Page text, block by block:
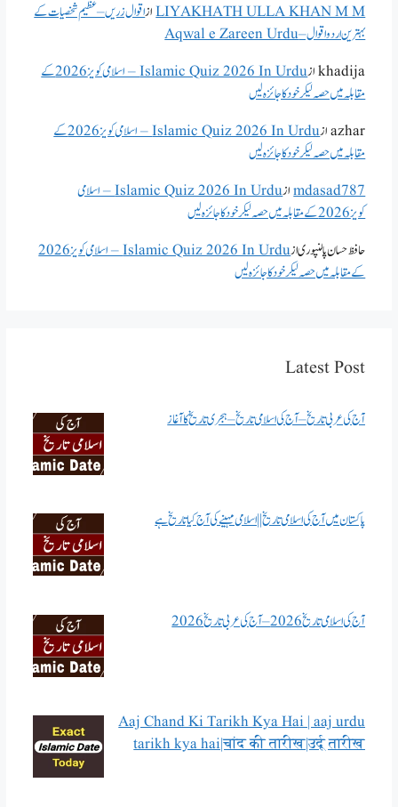
LIYAKHATH ULLA KHAN M Mازاقوال زریں – عظیم شخصیات کے
بہترین اردو اقوال – Aqwal e Zareen Urdu
khadijaاز
Islamic Quiz 2026 In Urdu – اسلامی کویز 2026 کے
مقابلہ میں حصہ لیکر خود کا جائزہ لیں
azharاز
Islamic Quiz 2026 In Urdu – اسلامی کویز 2026 کے
مقابلہ میں حصہ لیکر خود کا جائزہ لیں
mdasad787از
Islamic Quiz 2026 In Urdu – اسلامی
کویز 2026 کے مقابلہ میں حصہ لیکر خود کا جائزہ لیں
حافظ حسان پالنپوریاز
Islamic Quiz 2026 In Urdu – اسلامی کویز 2026
کے مقابلہ میں حصہ لیکر خود کا جائزہ لیں
Latest Post
آج کی عربی تاریخ – آج کی اسلامی تاریخ – ہجری تاریخ کا آغاز
پاکستان میں آج کی اسلامی تاریخ || اسلامی مہینے کی آج کیا تاریخ ہے
آج کی اسلامی تاریخ 2026 – آج کی عربی تاریخ 2026
Aaj Chand Ki Tarikh Kya Hai | aaj urdu
tarikh kya hai|चांद की तारीख|उर्दू तारीख